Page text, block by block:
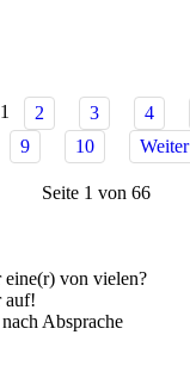
1 2 3 4
9 10 Weiter
Seite 1 von 66
von vielen?
auf!
Absprache